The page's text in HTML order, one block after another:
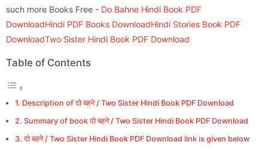
such more Books Free - Do Bahne Hindi Book PDF
DownloadHindi PDF Books DownloadHindi Stories Book PDF
DownloadTwo Sister Hindi Book PDF Download
Table of Contents
Description of दो बहने / Two Sister Hindi Book PDF Download
Summary of book दो बहने / Two Sister Hindi Book PDF Download
दो बहने / Two Sister Hindi Book PDF Download link is given below